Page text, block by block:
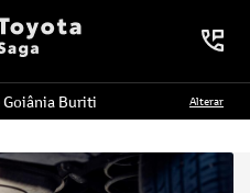
Goiânia Buriti Alterar